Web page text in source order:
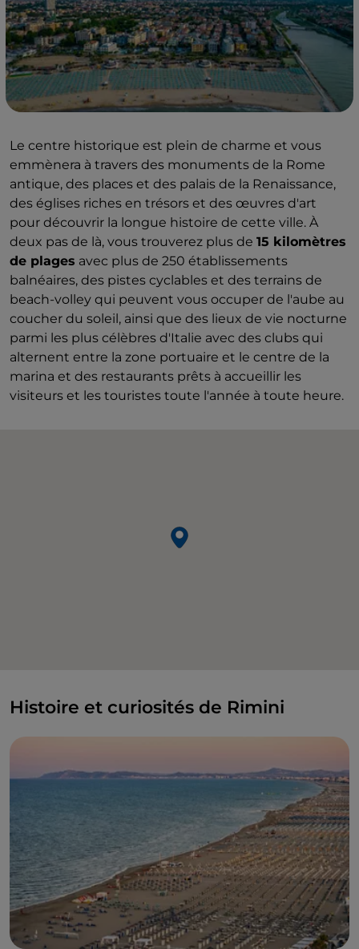
Le centre historique est plein de charme et vous
emmènera à travers des monuments de la Rome
antique, des places et des palais de la Renaissance,
des églises riches en trésors et des œuvres d'art
pour découvrir la longue histoire de cette ville. À
deux pas de là, vous trouverez plus de 15 kilomètres
de plages avec plus de 250 établissements
balnéaires, des pistes cyclables et des terrains de
beach-volley qui peuvent vous occuper de l'aube au
coucher du soleil, ainsi que des lieux de vie nocturne
parmi les plus célèbres d'Italie avec des clubs qui
alternent entre la zone portuaire et le centre de la
marina et des restaurants prêts à accueillir les
visiteurs et les touristes toute l'année à toute heure.
Histoire et curiosités de Rimini